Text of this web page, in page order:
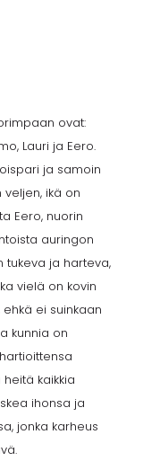
ovat:
Lauri ja Eero.
ja samoin
veljen, ikä on
Eero, nuorin
auringon
tukeva ja harteva,
vielä on kovin
ehkä ei suinkaan
kunnia on
kaikkia
ihonsa ja
jonka karheus